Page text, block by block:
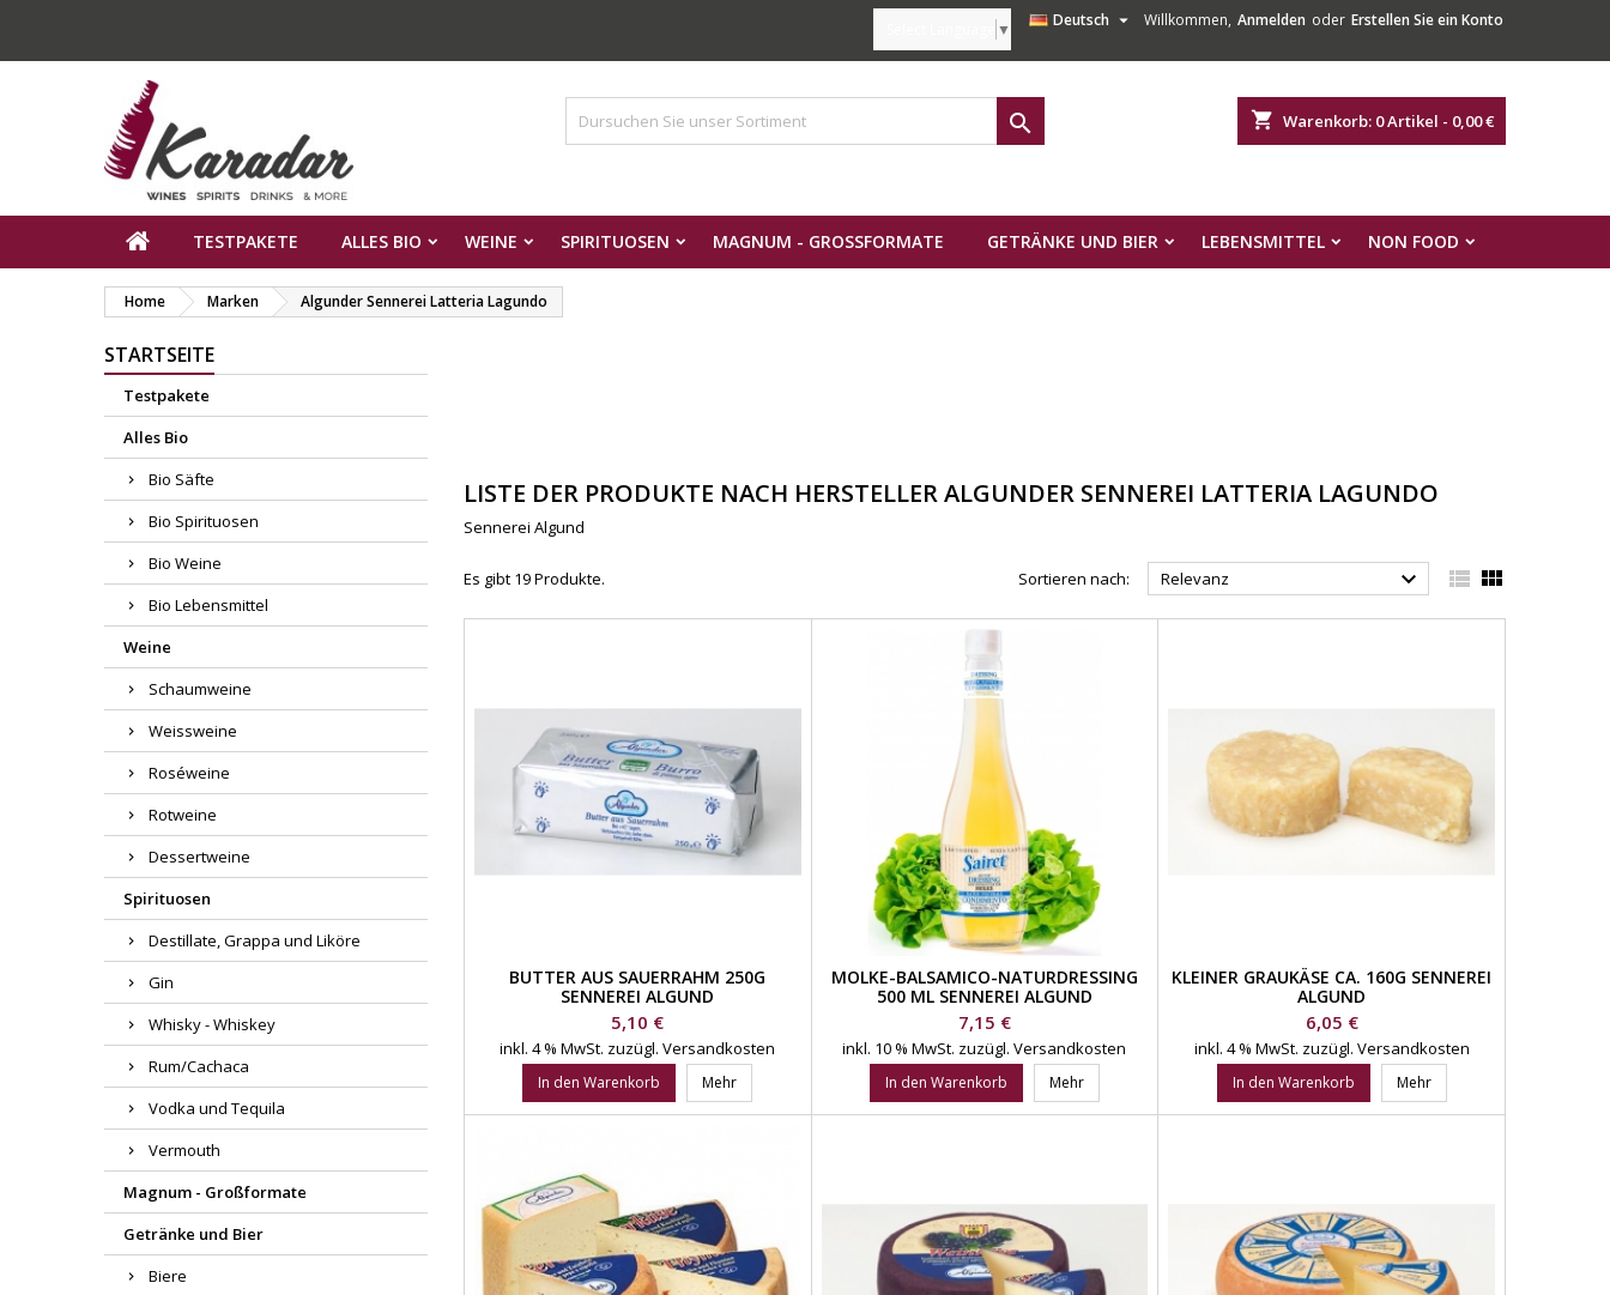
Willkommen, Anmelden oder Erstellen Sie ein Konto
Deutsch 
▼
shopping_cart Warenkorb: 0Artikel - 0,00 €

TESTPAKETE ALLES BIO WEINE SPIRITUOSEN MAGNUM - GROSSFORMATE GETRÄNKE UND BIER LEBENSMITTEL NON FOOD
Home Marken Algunder Sennerei Latteria Lagundo
STARTSEITE
Testpakete
Alles Bio
Bio Säfte
Bio Spirituosen
Bio Weine
Bio Lebensmittel
Weine
Schaumweine
Weissweine
Roséweine
Rotweine
Dessertweine
Spirituosen
Destillate, Grappa und Liköre
Gin
Whisky - Whiskey
Rum/Cachaca
Vodka und Tequila
Vermouth
Magnum - Großformate
Getränke und Bier
Biere
LISTE DER PRODUKTE NACH HERSTELLER ALGUNDER SENNEREI LATTERIA LAGUNDO
Sennerei Algund
Es gibt 19 Produkte. Sortieren nach: Relevanz   
BUTTER AUS SAUERRAHM 250G
SENNEREI ALGUND
Preis
5,10 €
inkl. 4 % MwSt. zuzügl. Versandkosten
In den Warenkorb Mehr
MOLKE-BALSAMICO-NATURDRESSING
500 ML SENNEREI ALGUND
Preis
7,15 €
inkl. 10 % MwSt. zuzügl. Versandkosten
In den Warenkorb Mehr
KLEINER GRAUKÄSE CA. 160G SENNEREI
ALGUND
Preis
6,05 €
inkl. 4 % MwSt. zuzügl. Versandkosten
In den Warenkorb Mehr